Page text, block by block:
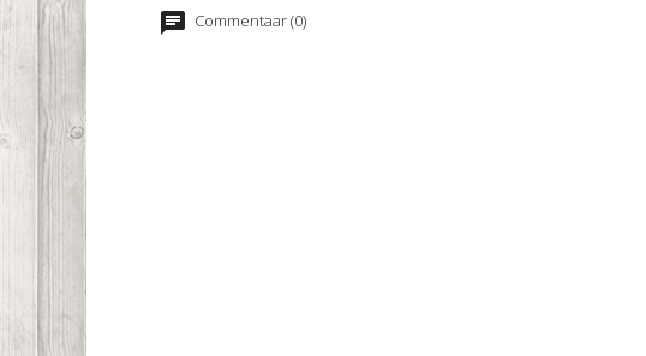
Commentaar (0)